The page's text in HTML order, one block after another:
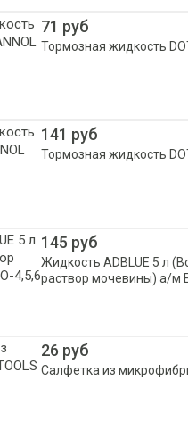
71 руб
Тормозная жидкость
141 руб
Тормозная жидкость
145 руб
Жидкость ADBLUE 5 л
раствор мочевины) а/м
26 руб
Салфетка из